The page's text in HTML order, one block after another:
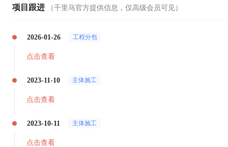
项目跟进 （千里马官方提供信息，仅高级会员可见）
2026-01-26 工程分包
点击查看
2023-11-10 主体施工
点击查看
2023-10-11 主体施工
点击查看